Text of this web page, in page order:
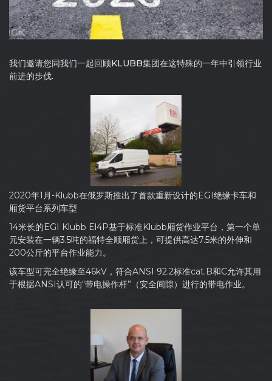
我们邀请您同我们一起回顾KLUBB集团在这特殊的一年中引领行业
前进的步伐.
2020年1月-Klubb在俄罗斯推出了首款重新设计的EGI绝缘卡车和
厢货平台系列车型
14米长的EGI Klubb El4P基于标准Klubb厢货作业平台，第一个单
元安装在一辆3.5吨的福特全顺厢货上，可提供高达7.5米的外伸和
200公斤的平台作业能力。
该车型可完全绝缘至46kV，符合ANSI 92.2标准cat.B和C允许其用
于根据ANSI认可的“带电操作杆”（安全间隙）进行的带电作业。